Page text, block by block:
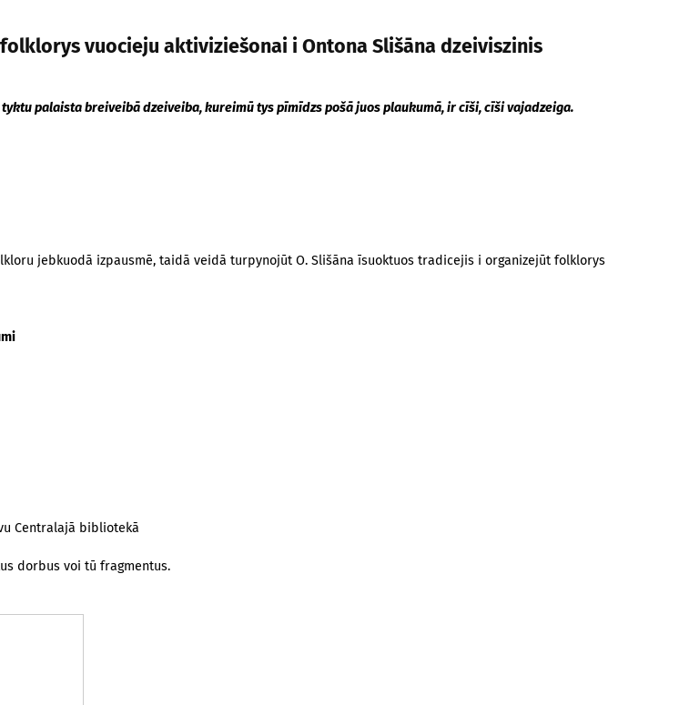
vuocieju aktiviziešonai i Ontona Slišāna dzeiviszinis
palaista breiveibā dzeiveiba, kureimū tys pīmīdzs pošā juos plaukumā, ir cīši, cīši vajadzeiga.
jebkuodā izpausmē, taidā veidā turpynojūt O. Slišāna īsuoktuos tradicejis i organizejūt folklorys
Centralajā bibliotekā
dorbus voi tū fragmentus.